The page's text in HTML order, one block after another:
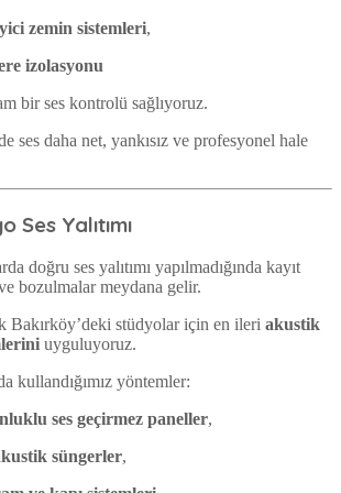
zemin sistemleri,
izolasyonu
bir ses kontrolü sağlıyoruz.
ses daha net, yankısız ve profesyonel hale
Ses Yalıtımı
doğru ses yalıtımı yapılmadığında kayıt
bozulmalar meydana gelir.
Bakırköy’deki stüdyolar için en ileri akustik
uyguluyoruz.
kullandığımız yöntemler:
ses geçirmez paneller,
süngerler,